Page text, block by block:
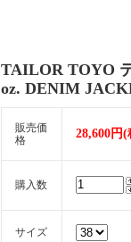
TAILOR TOYO
oz. DENIM
販売価
格
28,600円(
購入数
サイズ